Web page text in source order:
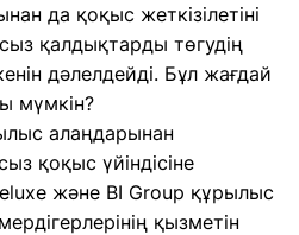
да қоқыс жеткізілетіні
қалдықтарды төгудің
дәлелдейді. Бұл жағдай
мүмкін?
алаңдарынан
қоқыс үйіндісіне
және BI Group құрылыс
қызметін